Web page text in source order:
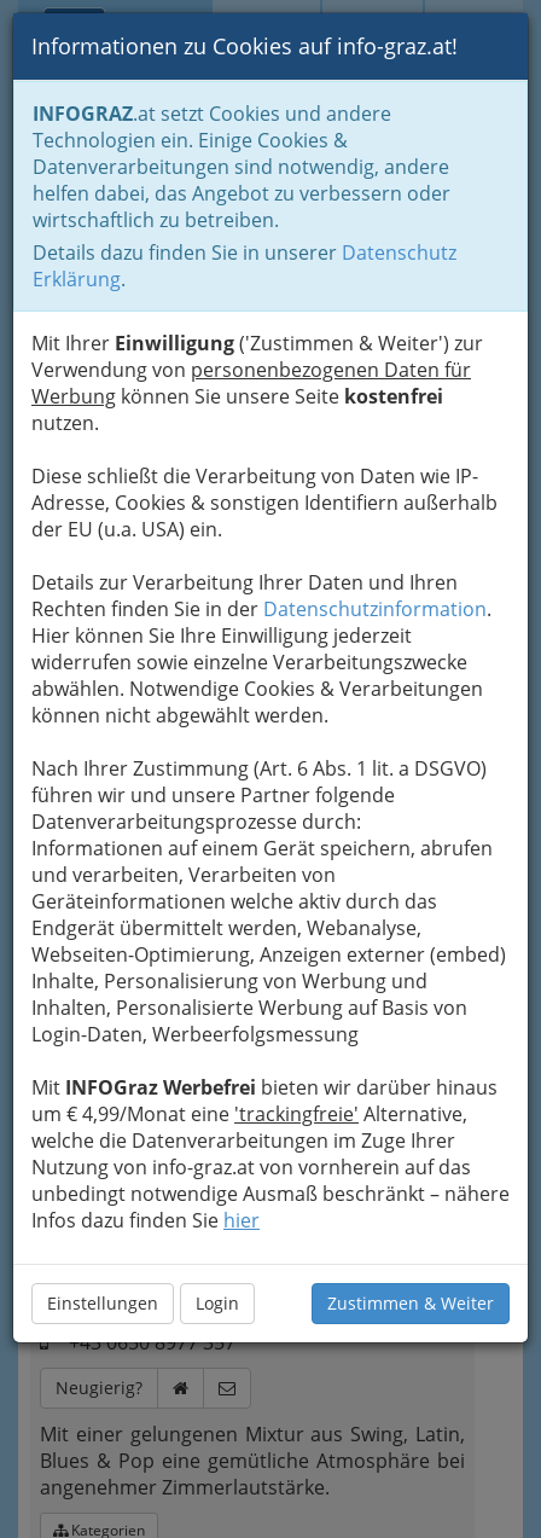
Suche Login Toggle
Informationen zu Cookies auf info-graz.at!
INFOGRAZ.at setzt Cookies und andere
Technologien ein. Einige Cookies &
Datenverarbeitungen sind notwendig, andere
helfen dabei, das Angebot zu verbessern oder
wirtschaftlich zu betreiben.
Details dazu finden Sie in unserer Datenschutz
Erklärung.
Mit Ihrer Einwilligung('Zustimmen & Weiter') zur
Verwendung von personenbezogenen Daten für
Werbung können Sie unsere Seite kostenfrei
nutzen.
Diese schließt die Verarbeitung von Daten wie IP-
Adresse, Cookies & sonstigen Identifiern außerhalb
der EU (u.a. USA) ein.
Details zur Verarbeitung Ihrer Daten und Ihren
Rechten finden Sie in der Datenschutzinformation.
Hier können Sie Ihre Einwilligung jederzeit
widerrufen sowie einzelne Verarbeitungszwecke
abwählen. Notwendige Cookies & Verarbeitungen
können nicht abgewählt werden.
Nach Ihrer Zustimmung (Art. 6 Abs. 1 lit. a DSGVO)
führen wir und unsere Partner folgende
Datenverarbeitungsprozesse durch:
Informationen auf einem Gerät speichern, abrufen
und verarbeiten, Verarbeiten von
Geräteinformationen welche aktiv durch das
Endgerät übermittelt werden, Webanalyse,
Webseiten-Optimierung, Anzeigen externer (embed)
Inhalte, Personalisierung von Werbung und
Inhalten, Personalisierte Werbung auf Basis von
Login-Daten, Werbeerfolgsmessung
Mit INFOGraz Werbefrei bieten wir darüber hinaus
um € 4,99/Monat eine 'trackingfreie' Alternative,
welche die Datenverarbeitungen im Zuge Ihrer
Nutzung von info-graz.at von vornherein auf das
unbedingt notwendige Ausmaß beschränkt – nähere
Infos dazu finden Sie hier
Einstellungen Login Zustimmen & Weiter
Home Lifestyle
Feste feiern
Der schönste Tag im Leben für viele
Live-Musik zum Tanz
Hochzeitsabend: Live-Musik
zum Tanz aus Graz und
Graz-Umgebung bzw. der
Steiermark
Heiße Rhythmen für die Hochzeit
- Livemusik ist gefragt
Von ABBA, bis Frank Zappa; von den
„Edlseern“ bis zu den „Paldauern“
– dasRepertoire heimischer Tanzbands kann
sich sehen lassen.
Mit ihren gecoverten Hitgiganten gehören sie
wohl zu denStimmungsbringern jeder Feier
Bezirksauswahl
A Gentle Conversation
+43 0650 8977 357
Neugierig?
Mit einer gelungenen Mixtur aus Swing, Latin,
Blues & Pop eine gemütliche Atmosphäre bei
angenehmer Zimmerlautstärke.
Kategorien